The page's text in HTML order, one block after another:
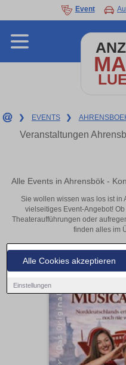
Alle Cookies akzeptieren
Einstellungen
Event
❯ EVENTS ❯
Veranstaltungen
Alle Events in Ahrensbök -
Sie wollen wissen was los ist in
vielseitiges Event-Angebot!
Theateraufführungen oder
finden alles im